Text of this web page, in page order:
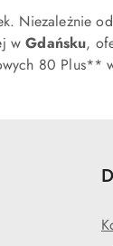
Niezależnie
wGdańsku,
80 Plus**